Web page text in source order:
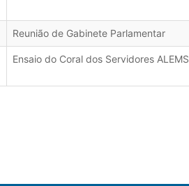
Reunião de Gabinete Parlamentar
Ensaio do Coral dos Servidores ALEMS